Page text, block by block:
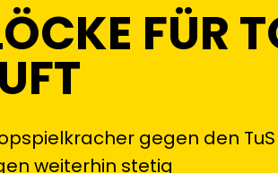
FÜR
gegen den
weiterhin stetig